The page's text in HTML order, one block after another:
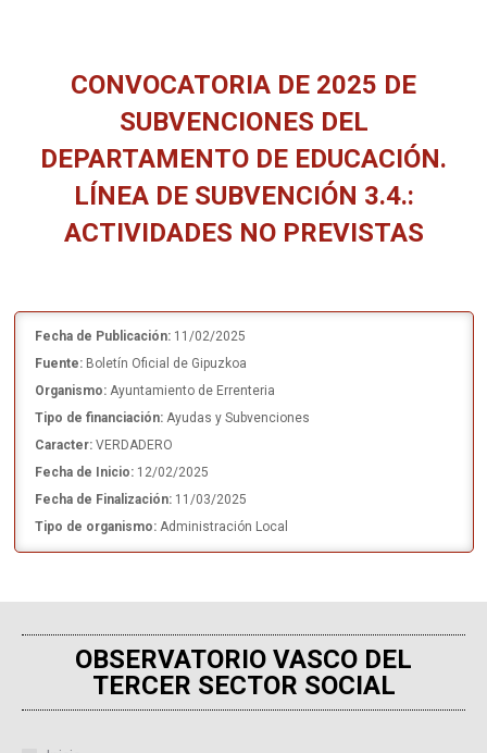
CONVOCATORIA DE 2025 DE
SUBVENCIONES DEL
DEPARTAMENTO DE EDUCACIÓN.
LÍNEA DE SUBVENCIÓN 3.4.:
ACTIVIDADES NO PREVISTAS
Fecha de Publicación: 11/02/2025
Fuente: Boletín Oficial de Gipuzkoa
Organismo: Ayuntamiento de Errenteria
Tipo de financiación: Ayudas y Subvenciones
Caracter: VERDADERO
Fecha de Inicio: 12/02/2025
Fecha de Finalización: 11/03/2025
Tipo de organismo: Administración Local
OBSERVATORIO VASCO DEL
TERCER SECTOR SOCIAL